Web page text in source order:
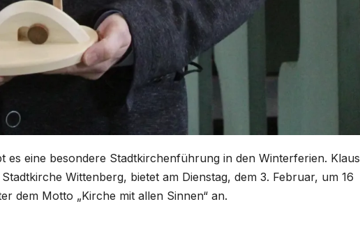
es eine besondere Stadtkirchenführung in den Winterferien. Klaus
Wittenberg, bietet am Dienstag, dem 3. Februar, um 16
dem Motto „Kirche mit allen Sinnen“ an.